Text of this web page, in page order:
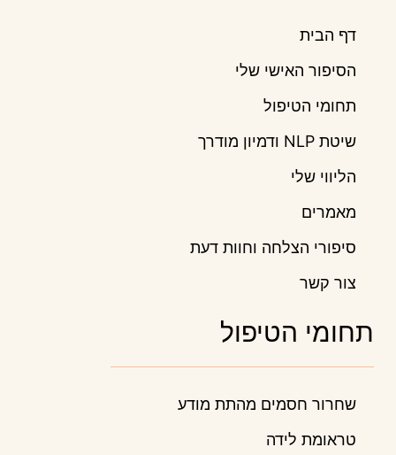
דף הבית
הסיפור האישי שלי
תחומי הטיפול
שיטת NLP ודמיון מודרך
הליווי שלי
מאמרים
סיפורי הצלחה וחוות דעת
צור קשר
תחומי הטיפול
שחרור חסמים מהתת מודע
טראומת לידה